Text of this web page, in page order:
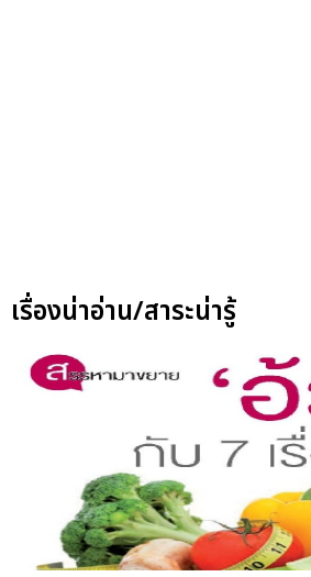
เรื่องน่าอ่าน/สาระน่ารู้